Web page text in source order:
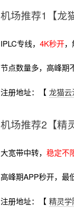
机场推荐1【龙
IPLC专线，4K秒开
节点数量多，高峰期
注册地址：【 龙猫
机场推荐2【精
大宽带中转，稳定不
高峰期APP秒开，最
注册地址：【 精灵